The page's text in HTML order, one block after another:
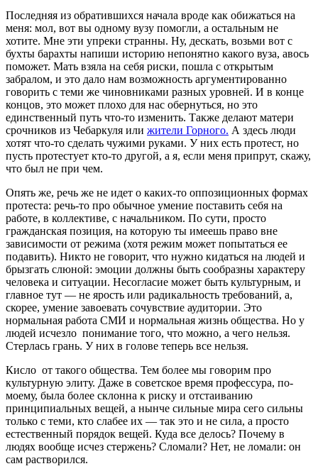
Последняя из обратившихся начала вроде как обижаться на
меня: мол, вот вы одному вузу помогли, а остальным не
хотите. Мне эти упреки странны. Ну, дескать, возьми вот с
бухты барахты напиши историю непонятно какого вуза, авось
поможет. Мать взяла на себя риски, пошла с открытым
забралом, и это дало нам возможность аргументированно
говорить с теми же чиновниками разных уровней. И в конце
концов, это может плохо для нас обернуться, но это
единственный путь что-то изменить. Также делают матери
срочников из Чебаркуля или жители Горного. А здесь люди
хотят что-то сделать чужими руками. У них есть протест, но
пусть протестует кто-то другой, а я, если меня припрут, скажу,
что был не при чем.
Опять же, речь же не идет о каких-то оппозиционных формах
протеста: речь-то про обычное умение поставить себя на
работе, в коллективе, с начальником. По сути, просто
гражданская позиция, на которую ты имеешь право вне
зависимости от режима (хотя режим может попытаться ее
подавить). Никто не говорит, что нужно кидаться на людей и
брызгать слюной: эмоции должны быть сообразны характеру
человека и ситуации. Несогласие может быть культурным, и
главное тут — не ярость или радикальность требований, а,
скорее, умение завоевать сочувствие аудитории. Это
нормальная работа СМИ и нормальная жизнь общества. Но у
людей исчезло понимание того, что можно, а чего нельзя.
Стерлась грань. У них в голове теперь все нельзя.
Кисло от такого общества. Тем более мы говорим про
культурную элиту. Даже в советское время профессура, по-
моему, была более склонна к риску и отстаиванию
принципиальных вещей, а нынче сильные мира сего сильны
только с теми, кто слабее их — так это и не сила, а просто
естественный порядок вещей. Куда все делось? Почему в
людях вообще исчез стержень? Сломали? Нет, не ломали: он
сам растворился.